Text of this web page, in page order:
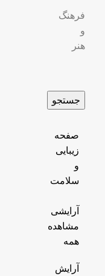
فرهنگ
و
هنر
جستجو
صفحه
زیبایی
و
سلامت
آرایشی
مشاهده
همه
آرایش